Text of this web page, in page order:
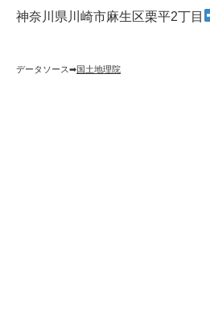
神奈川県川崎市麻生区栗平2丁目
データソース➡︎国土地理院